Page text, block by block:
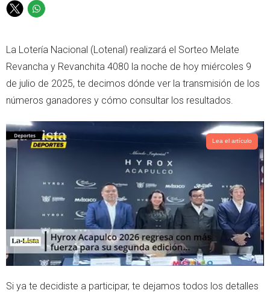
T
t
t
e
r
W
t
s
p
p
La Lotería Nacional (Lotenal) realizará el Sorteo Melate
Revancha y Revanchita 4080 la noche de hoy miércoles 9
de julio de 2025, te decimos dónde ver la transmisión de los
números ganadores y cómo consultar los resultados.
Lea el artículo
Si ya te decidiste a participar, te dejamos todos los detalles